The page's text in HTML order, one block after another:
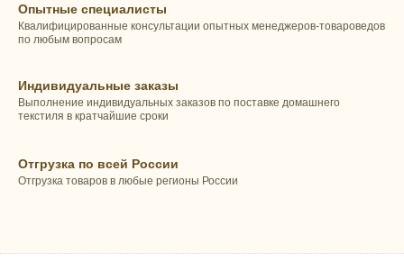
Опытные специалисты
Квалифицированные консультации опытных менеджеров-товароведов
по любым вопросам
Индивидуальные заказы
Выполнение индивидуальных заказов по поставке домашнего
текстиля в кратчайшие сроки
Отгрузка по всей России
Отгрузка товаров в любые регионы России